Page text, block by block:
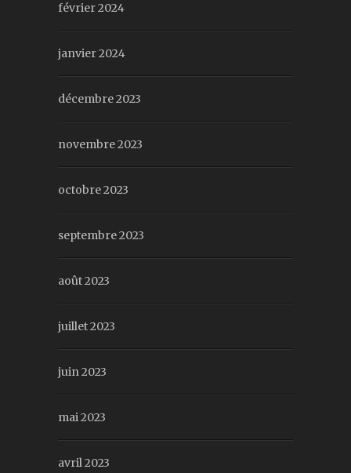
février 2024
janvier 2024
décembre 2023
novembre 2023
octobre 2023
septembre 2023
août 2023
juillet 2023
juin 2023
mai 2023
avril 2023